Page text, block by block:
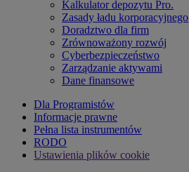
Kalkulator depozytu Pro.
Zasady ładu korporacyjnego
Doradztwo dla firm
Zrównoważony rozwój
Cyberbezpieczeństwo
Zarządzanie aktywami
Dane finansowe
Dla Programistów
Informacje prawne
Pełna lista instrumentów
RODO
Ustawienia plików cookie